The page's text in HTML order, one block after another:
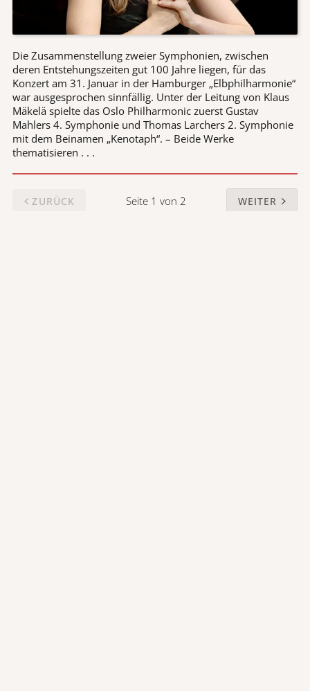
Die Zusammenstellung zweier Symphonien, zwischen
deren Entstehungszeiten gut 100 Jahre liegen, für das
Konzert am 31. Januar in der Hamburger „Elbphilharmonie“
war ausgesprochen sinnfällig. Unter der Leitung von Klaus
Mäkelä spielte das Oslo Philharmonic zuerst Gustav
Mahlers 4. Symphonie und Thomas Larchers 2. Symphonie
mit dem Beinamen „Kenotaph“. – Beide Werke
thematisieren . . .
ZURÜCK Seite 1 von 2 WEITER